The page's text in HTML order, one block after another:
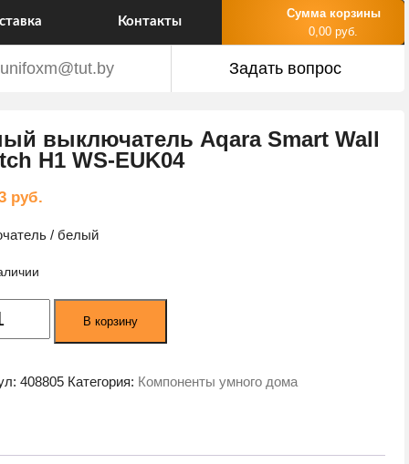
Контакты
Сумма корзины
0,00 руб.
unifoxm@tut.by Задать вопрос
выключатель Aqara Smart Wall
H1 WS-EUK04
руб.
/ белый
В корзину
408805 Категория: Компоненты умного дома